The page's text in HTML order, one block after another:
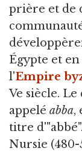
prière et de
Égypte et
l'Empire
Ve siècle.
appelé abba,
titre
Nursie (480-